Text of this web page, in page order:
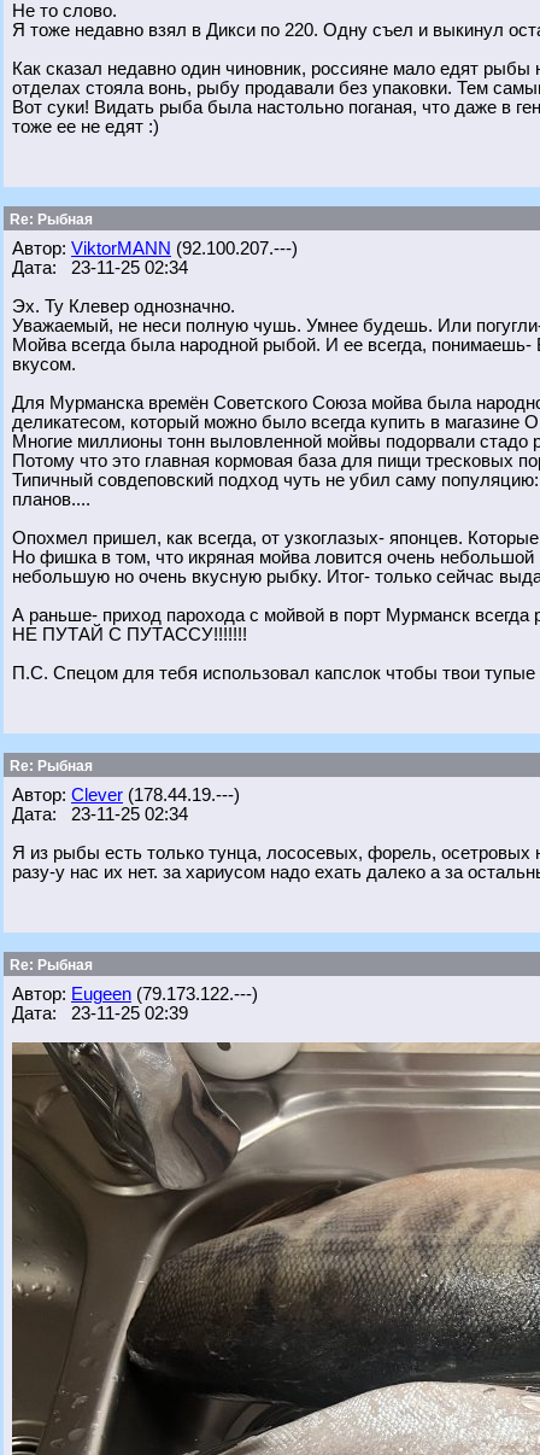
Не то слово.
Я тоже недавно взял в Дикси по 220. Одну съел и выкинул
Как сказал недавно один чиновник, россияне мало едят
отделах стояла вонь, рыбу продавали без упаковки. Тем
Вот суки! Видать рыба была настольно поганая, что даже в
тоже ее не едят :)
Re: Рыбная
Автор: ViktorMANN (92.100.207.---)
Дата: 23-11-25 02:34
Эх. Ту Клевер однозначно.
Уважаемый, не неси полную чушь. Умнее будешь. Или
Мойва всегда была народной рыбой. И ее всегда,
вкусом.
Для Мурманска времён Советского Союза мойва была
деликатесом, который можно было всегда купить в магазине
Многие миллионы тонн выловленной мойвы подорвали
Потому что это главная кормовая база для пищи тресковых
Типичный совдеповский подход чуть не убил саму
планов....
Опохмел пришел, как всегда, от узкоглазых- японцев.
Но фишка в том, что икряная мойва ловится очень
небольшую но очень вкусную рыбку. Итог- только сейчас
А раньше- приход парохода с мойвой в порт Мурманск
НЕ ПУТАЙ С ПУТАССУ!!!!!!!
П.С. Спецом для тебя использовал капслок чтобы твои тупые
Re: Рыбная
Автор: Clever (178.44.19.---)
Дата: 23-11-25 02:34
Я из рыбы есть только тунца, лососевых, форель, осетровых
разу-у нас их нет. за хариусом надо ехать далеко а за
Re: Рыбная
Автор: Eugeen (79.173.122.---)
Дата: 23-11-25 02:39